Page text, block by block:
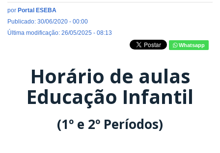
por Portal ESEBA
Publicado: 30/06/2020 - 00:00
Última modificação: 26/05/2025 - 08:13
Whatsapp
Horário de aulas
Educação Infantil
(1º e 2º Períodos)